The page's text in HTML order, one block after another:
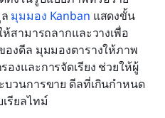
มุมมอง Kanban แสดงขั้น
สามารถลากและวางเพื่อ
งดีล มุมมองตารางให้ภาพ
งและการจัดเรียง ช่วยให้ผู้
วนการขาย ดีลที่เกินกำหนด
รียลไทม์